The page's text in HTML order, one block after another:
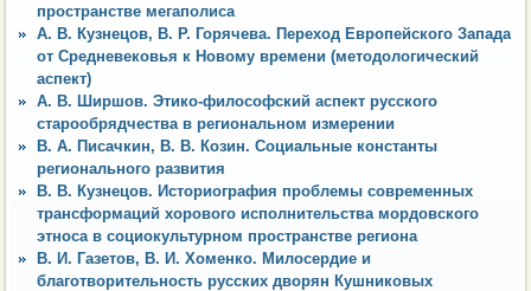
пространстве мегаполиса
А. В. Кузнецов, В. Р. Горячева. Переход Европейского Запада
от Средневековья к Новому времени (методологический
аспект)
А. В. Ширшов. Этико-философский аспект русского
старообрядчества в региональном измерении
В. А. Писачкин, В. В. Козин. Социальные константы
регионального развития
В. В. Кузнецов. Историография проблемы современных
трансформаций хорового исполнительства мордовского
этноса в социокультурном пространстве региона
В. И. Газетов, В. И. Хоменко. Милосердие и
благотворительность русских дворян Кушниковых